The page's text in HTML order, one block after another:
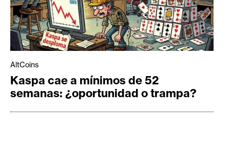
AltCoins
Kaspa cae a mínimos de 52
semanas: ¿oportunidad o trampa?